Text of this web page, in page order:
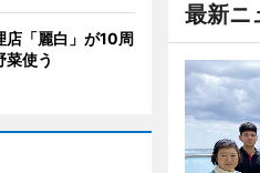
最新ニ
店「麗白」が10周
使う